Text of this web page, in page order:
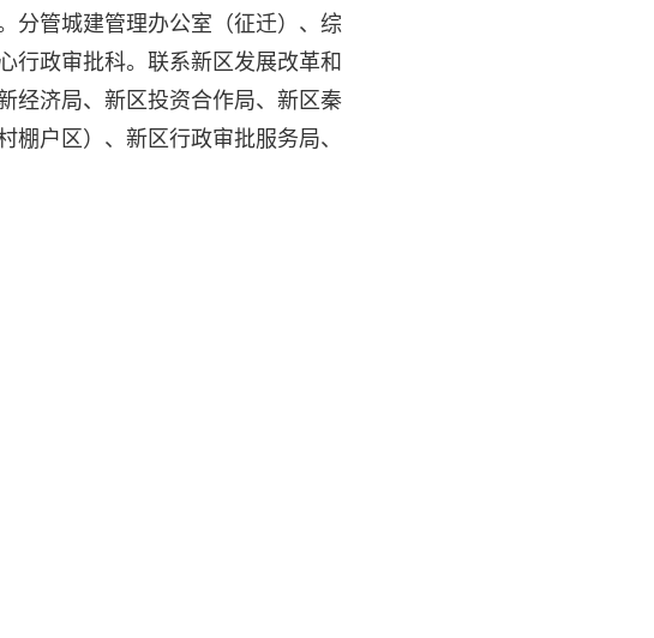
分管城建管理办公室（征迁）、综
行政审批科。联系新区发展改革和
经济局、新区投资合作局、新区秦
户区）、新区行政审批服务局、